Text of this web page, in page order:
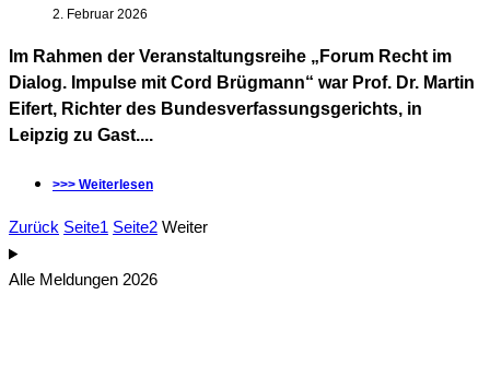
2. Februar 2026
Im Rahmen der Veranstaltungsreihe „Forum Recht im
Dialog. Impulse mit Cord Brügmann“ war Prof. Dr. Martin
Eifert, Richter des Bundesverfassungsgerichts, in
Leipzig zu Gast....
>>> Weiterlesen
Zurück Seite1 Seite2 Weiter
Alle Meldungen 2026